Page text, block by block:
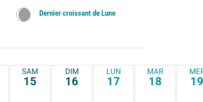
Dernier croissant de Lune
SAM
15
DIM
16
LUN
17
MAR
18 19